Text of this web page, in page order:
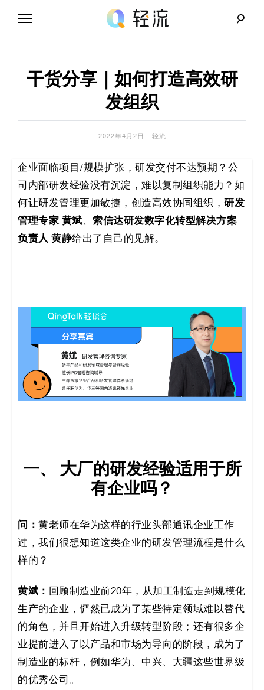
流
_
A
无
代
码
方
案
低
代
码
例
白
皮
书
干货分享｜如何打造高效研
发组织
2022年4月2日 轻流
企业面临项目/规模扩张，研发交付不达预期？公
司内部研发经验没有沉淀，难以复制组织能力？如
何让研发管理更加敏捷，创造高效协同组织， 研发
管理专家 黄斌、 索信达研发数字化转型解决方案
负责人 黄静给出了自己的见解。
一、 大厂的研发经验适用于所
有企业吗？
问： 黄老师在华为这样的行业头部通讯企业工作
过，我们很想知道这类企业的研发管理流程是什么
样的？
黄斌：
回顾制造业前20年，从加⼯制造⾛到规模化
生产的企业，俨然已成为了某些特定领域难以替代
的角色，并且开始进入升级转型阶段；还有很多企
业提前进⼊了以产品和市场为导向的阶段，成为了
制造业的标杆，例如华为、中兴、⼤疆这些世界级
的优秀公司。